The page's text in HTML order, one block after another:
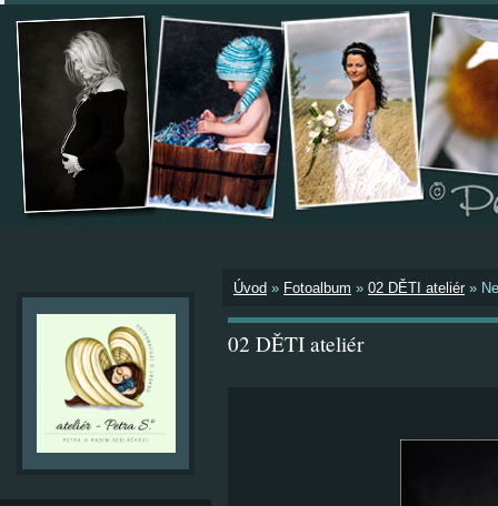
Úvod » Fotoalbum » 02 DĚTI ateliér »
02 DĚTI ateliér